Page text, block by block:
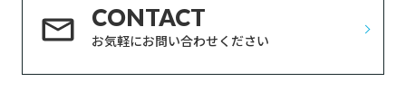
CONTACT
お気軽にお問い合わせください